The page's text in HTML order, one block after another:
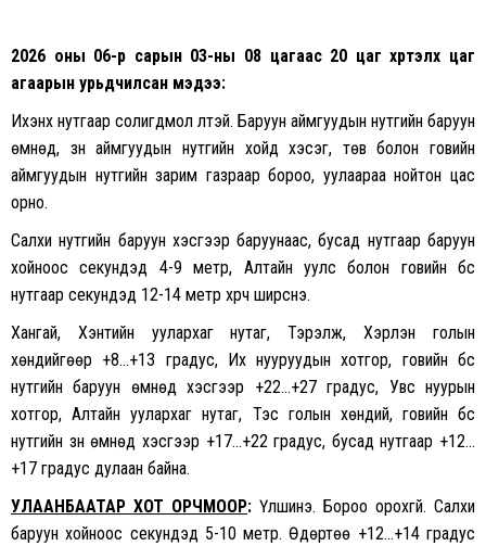
2026 оны 06-р сарын 03-ны 08 цагаас 20 цаг хүртэлх цаг
агаарын урьдчилсан мэдээ:
Ихэнх нутгаар солигдмол үүлтэй. Баруун аймгуудын нутгийн баруун
өмнөд, зүүн аймгуудын нутгийн хойд хэсэг, төв болон говийн
аймгуудын нутгийн зарим газраар бороо, уулаараа нойтон цас
орно.
Салхи нутгийн баруун хэсгээр баруунаас, бусад нутгаар баруун
хойноос секундэд 4-9 метр, Алтайн уулс болон говийн бүс
нутгаар секундэд 12-14 метр хүрч ширүүснэ.
Хангай, Хэнтийн уулархаг нутаг, Тэрэлж, Хэрлэн голын
хөндийгөөр +8…+13 градус, Их нууруудын хотгор, говийн бүс
нутгийн баруун өмнөд хэсгээр +22…+27 градус, Увс нуурын
хотгор, Алтайн уулархаг нутаг, Тэс голын хөндий, говийн бүс
нутгийн зүүн өмнөд хэсгээр +17…+22 градус, бусад нутгаар +12…
+17 градус дулаан байна.
УЛААНБААТАР ХОТ ОРЧМООР: Үүлшинэ. Бороо орохгүй. Салхи
баруун хойноос секундэд 5-10 метр. Өдөртөө +12…+14 градус